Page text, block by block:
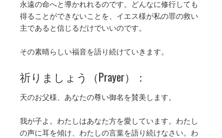
永遠の命へと導かれれるのです。どんなに修行しても
得ることができないことを、イエス様が私の罪の救い
主であると信じるだけでいいのです。
その素晴らしい福音を語り続けていきます。
祈りましょう（Prayer）：
天のお父様、あなたの尊い御名を賛美します。
我が子よ。わたしはあなた方を愛しています。わたし
の声に耳を傾け、わたしの言葉を語り続けなさい。わ